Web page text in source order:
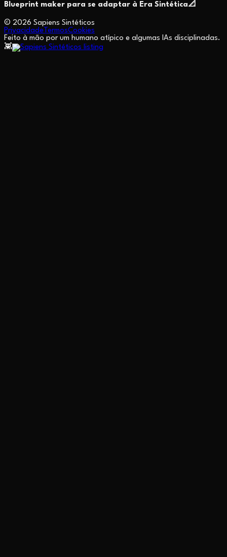
Blueprint maker para se adaptar à Era Sintética📐
© 2026 Sapiens Sintéticos
Privacidade TermosCookies
Feito à mão por um humano atípico e algumas IAs disciplinadas.
👾